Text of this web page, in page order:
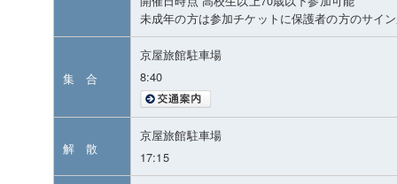
未成年の方は参加チケットに保護者の方のサイ
集 合
京屋旅館駐車場
8:40
解 散
京屋旅館駐車場
17:15